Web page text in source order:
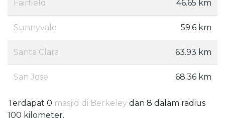
Fairfield 46.65 km
Sunnyvale 59.6 km
Santa Clara 63.93 km
San Jose 68.36 km
Terdapat 0 masjid di Berkeley dan 8 dalam radius
100 kilometer.